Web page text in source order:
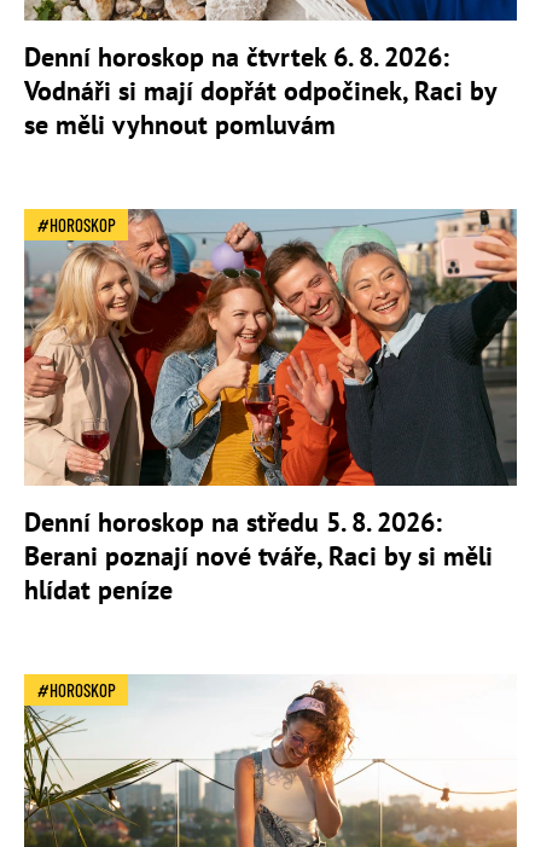
Denní horoskop na čtvrtek 6. 8. 2026:
Vodnáři si mají dopřát odpočinek, Raci by
se měli vyhnout pomluvám
HOROSKOP
Denní horoskop na středu 5. 8. 2026:
Berani poznají nové tváře, Raci by si měli
hlídat peníze
HOROSKOP